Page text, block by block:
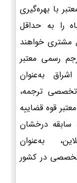
با بهره‌گیری
را به حداقل
مشتری خواهند
رسمی معتبر
به‌عنوان
ترجمه،
قوه قضاییه
درخشان
به‌عنوان
در کشور